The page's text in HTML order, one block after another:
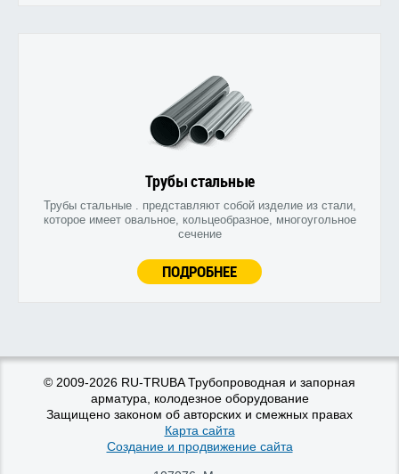
Трубы стальные
Трубы стальные . представляют собой изделие из стали,
которое имеет овальное, кольцеобразное, многоугольное
сечение
ПОДРОБНЕЕ
© 2009-2026 RU-TRUBA Трубопроводная и запорная
арматура, колодезное оборудование
Защищено законом об авторских и смежных правах
Карта сайта
Создание и продвижение сайта